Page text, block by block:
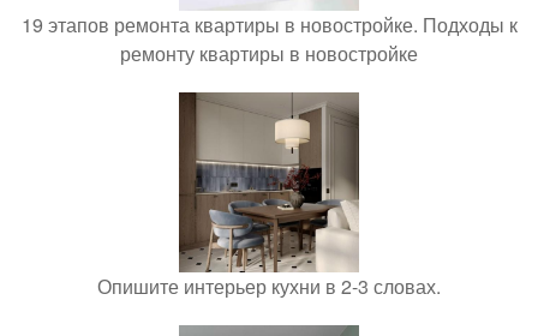
19 этапов ремонта квартиры в новостройке. Подходы к
ремонту квартиры в новостройке
Опишите интерьер кухни в 2-3 словах.